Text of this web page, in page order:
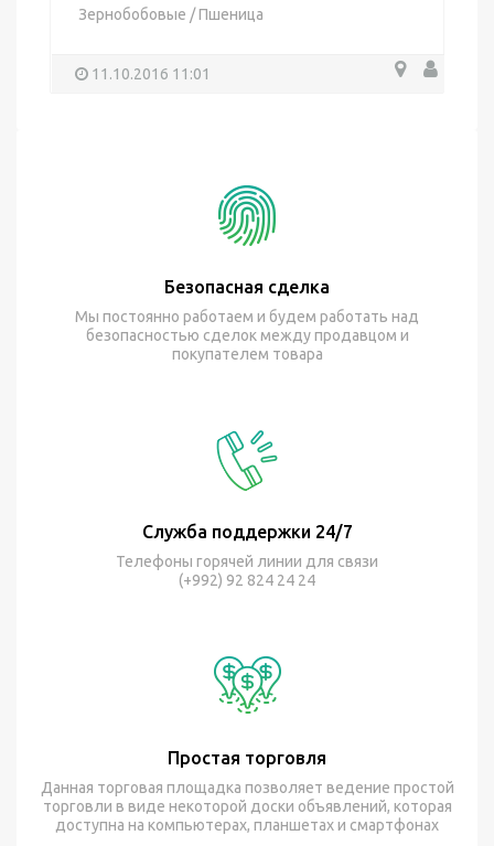
Зернобобовые /Пшеница
11.10.2016 11:01
Безопасная сделка
Мы постоянно работаем и будем работать над
безопасностью сделок между продавцом и
покупателем товара
Служба поддержки 24/7
Телефоны горячей линии для связи
(+992) 92 824 24 24
Простая торговля
Данная торговая площадка позволяет ведение простой
торговли в виде некоторой доски объявлений, которая
доступна на компьютерах, планшетах и смартфонах